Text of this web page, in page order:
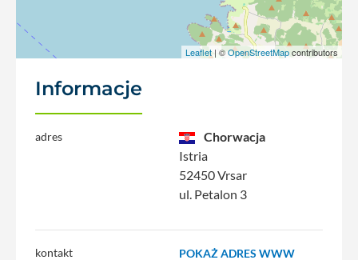
Leaflet | ©OpenStreetMapcontributors
Informacje
adres
Chorwacja
Istria
52450 Vrsar
ul. Petalon 3
kontakt
POKAŻ ADRES WWW